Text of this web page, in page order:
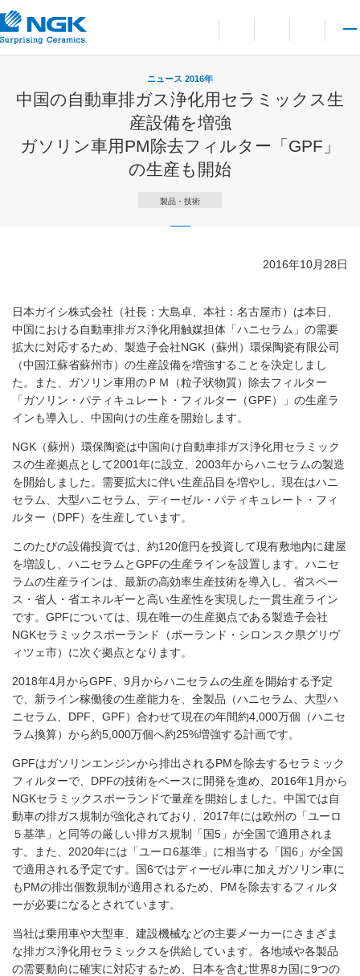
言語切り替えメニュー
サイト内検索を開
お問い合わせ
メイ
ニュース 2016年
中国の自動車排ガス浄化用セラミックス生
産設備を増強
ガソリン車用PM除去フィルター「GPF」
の生産も開始
製品・技術
2016年10月28日
日本ガイシ株式会社（社長：大島卓、本社：名古屋市）は本日、
中国における自動車排ガス浄化用触媒担体「ハニセラム」の需要
拡大に対応するため、製造子会社NGK（蘇州）環保陶瓷有限公司
（中国江蘇省蘇州市）の生産設備を増強することを決定しまし
た。また、ガソリン車用のＰＭ（粒子状物質）除去フィルター
「ガソリン・パティキュレート・フィルター（GPF）」の生産ラ
インも導入し、中国向けの生産を開始します。
NGK（蘇州）環保陶瓷は中国向け自動車排ガス浄化用セラミック
スの生産拠点として2001年に設立、2003年からハニセラムの製造
を開始しました。需要拡大に伴い生産品目を増やし、現在はハニ
セラム、大型ハニセラム、ディーゼル・パティキュレート・フィ
ルター（DPF）を生産しています。
このたびの設備投資では、約120億円を投資して現有敷地内に建屋
を増設し、ハニセラムとGPFの生産ラインを設置します。ハニセ
ラムの生産ラインは、最新の高効率生産技術を導入し、省スペー
ス・省人・省エネルギーと高い生産性を実現した一貫生産ライン
です。GPFについては、現在唯一の生産拠点である製造子会社
NGKセラミックスポーランド（ポーランド・シロンスク県グリヴ
ィツェ市）に次ぐ拠点となります。
2018年4月からGPF、9月からハニセラムの生産を開始する予定
で、新ライン稼働後の生産能力を、全製品（ハニセラム、大型ハ
ニセラム、DPF、GPF）合わせて現在の年間約4,000万個（ハニセ
ラム換算）から約5,000万個へ約25%増強する計画です。
GPFはガソリンエンジンから排出されるPMを除去するセラミック
フィルターで、DPFの技術をベースに開発を進め、2016年1月から
NGKセラミックスポーランドで量産を開始しました。中国では自
動車の排ガス規制が強化されており、2017年には欧州の「ユーロ
５基準」と同等の厳しい排ガス規制「国5」が全国で適用されま
す。また、2020年には「ユーロ6基準」に相当する「国6」が全国
で適用される予定です。国6ではディーゼル車に加えガソリン車に
もPMの排出個数規制が適用されるため、PMを除去するフィルタ
ーが必要になるとされています。
当社は乗用車や大型車、建設機械などの主要メーカーにさまざま
な排ガス浄化用セラミックスを供給しています。各地域や各製品
の需要動向に確実に対応するため、日本を含む世界8カ国に9つの